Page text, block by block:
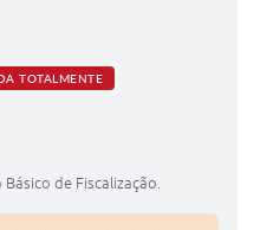
TOTALMENTE
de Fiscalização.